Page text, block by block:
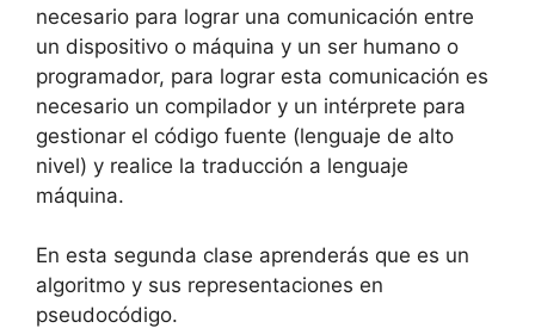
necesario para lograr una comunicación entre
un dispositivo o máquina y un ser humano o
programador, para lograr esta comunicación es
necesario un compilador y un intérprete para
gestionar el código fuente (lenguaje de alto
nivel) y realice la traducción a lenguaje
máquina.
En esta segunda clase aprenderás que es un
algoritmo y sus representaciones en
pseudocódigo.